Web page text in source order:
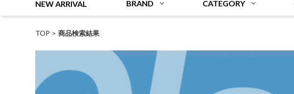
NEW ARRIVAL BRAND CATEGORY
TOP 商品検索結果